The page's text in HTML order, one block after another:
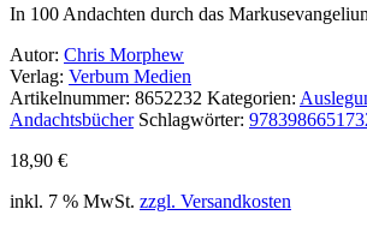
In 100 Andachten durch das
Autor: Chris Morphew
Verlag: Verbum Medien
Artikelnummer: 8652232 Kategorien:
Andachtsbücher Schlagwörter:
18,90 €
inkl. 7 % MwSt. zzgl. Versandkosten